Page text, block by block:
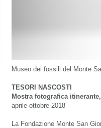
Museo dei fossili del Monte
TESORI NASCOSTI
Mostra fotografica
aprile-ottobre 2018
La Fondazione Monte San